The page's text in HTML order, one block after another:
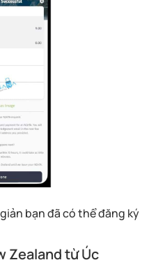
bạn đã có thể đăng ký
Zealand từ Úc